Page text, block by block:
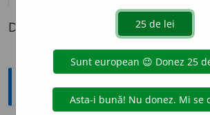
Definiția cu ID-ul 419716:
Etimologice